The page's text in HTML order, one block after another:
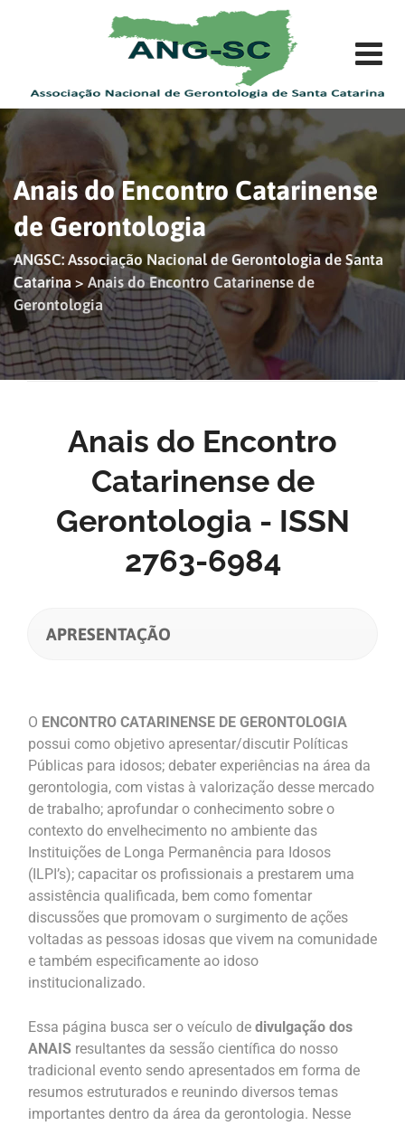
Anais do Encontro Catarinense
de Gerontologia
ANGSC: Associação Nacional de Gerontologia de Santa
Catarina > Anais do Encontro Catarinense de
Gerontologia
Anais do Encontro
Catarinense de
Gerontologia - ISSN
2763-6984
APRESENTAÇÃO
O ENCONTRO CATARINENSE DE GERONTOLOGIA
possui como objetivo apresentar/discutir Políticas
Públicas para idosos; debater experiências na área da
gerontologia, com vistas à valorização desse mercado
de trabalho; aprofundar o conhecimento sobre o
contexto do envelhecimento no ambiente das
Instituições de Longa Permanência para Idosos
(ILPI’s); capacitar os profissionais a prestarem uma
assistência qualificada, bem como fomentar
discussões que promovam o surgimento de ações
voltadas as pessoas idosas que vivem na comunidade
e também especificamente ao idoso
institucionalizado.
Essa página busca ser o veículo de divulgação dos
ANAIS resultantes da sessão científica do nosso
tradicional evento sendo apresentados em forma de
resumos estruturados e reunindo diversos temas
importantes dentro da área da gerontologia. Nesse